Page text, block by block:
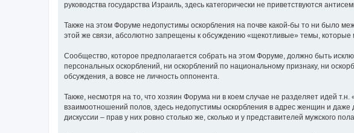
руководства государства Израиль, здесь категорически не приветствуются
Также на этом Форуме недопустимы оскорбления на почве какой-бы то ни было
этой же связи, абсолютно запрещены к обсуждению «щекотливые» темы, которые
Сообщество, которое предполагается собрать на этом Форуме, должно быть
персональных оскорблений, ни оскорблений по национальному признаку, ни
обсуждения, а вовсе не личность оппонента.
Также, несмотря на то, что хозяин Форума ни в коем случае не разделяет идей
взаимоотношений полов, здесь недопустимы оскорбления в адрес женщин и
дискуссии – прав у них ровно столько же, сколько и у представителей мужского